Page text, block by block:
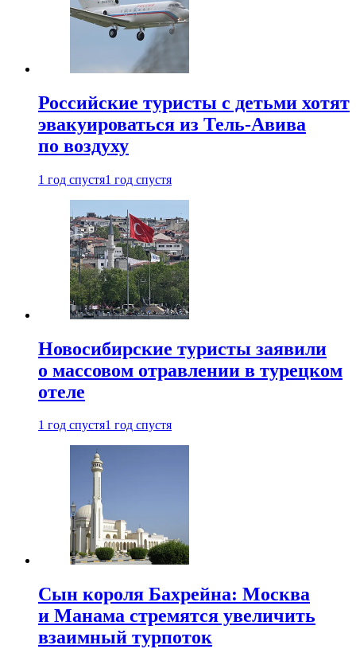
Российские туристы с детьми хотят
эвакуироваться из Тель-Авива
по воздуху
1 год спустя1 год спустя
Новосибирские туристы заявили
о массовом отравлении в турецком
отеле
1 год спустя1 год спустя
Сын короля Бахрейна: Москва
и Манама стремятся увеличить
взаимный турпоток